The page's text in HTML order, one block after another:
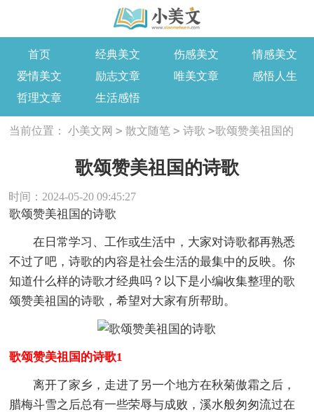
首页 经典美文 伤感美文
情感美文
爱情美文
励志文章 唯美文章
感悟人生
哲理文章
生活感悟
当前位置： 小美文网 > 散文随笔 > 诗歌 >歌颂赞美祖国的
歌颂赞美祖国的诗歌
时间：2024-05-20 09:45:27
歌颂赞美祖国的诗歌
在日常学习、工作或生活中，大家对诗歌都再熟悉
不过了吧，诗歌的内容是社会生活的最集中的反映。你
知道什么样的诗歌才经典吗？以下是小编收集整理的歌
颂赞美祖国的诗歌，希望对大家有所帮助。
歌颂赞美祖国的诗歌1
离开了家乡，走进了另一个地方在秋菊傲霜之后，
腊梅斗雪之后总有一些荣辱与成败，溪水般匆匆流过在